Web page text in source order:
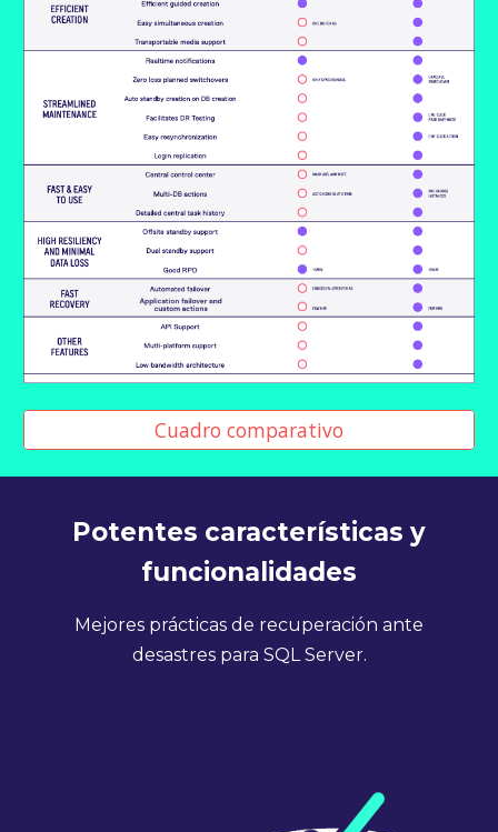
Cuadro comparativo
Potentes características y
funcionalidades
Mejores prácticas de recuperación ante
desastres para SQL Server.